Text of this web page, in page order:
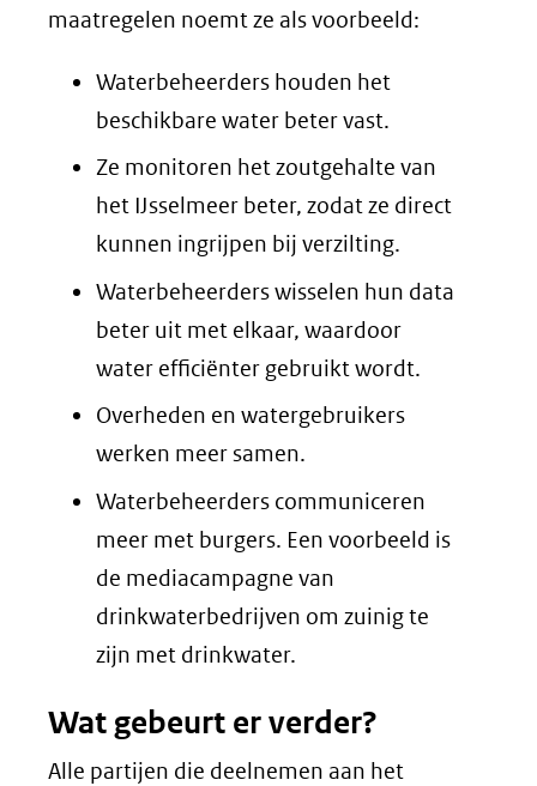
maatregelen noemt ze als voorbeeld:
Waterbeheerders houden het
beschikbare water beter vast.
Ze monitoren het zoutgehalte van
het IJsselmeer beter, zodat ze direct
kunnen ingrijpen bij verzilting.
Waterbeheerders wisselen hun data
beter uit met elkaar, waardoor
water efficiënter gebruikt wordt.
Overheden en watergebruikers
werken meer samen.
Waterbeheerders communiceren
meer met burgers. Een voorbeeld is
de mediacampagne van
drinkwaterbedrijven om zuinig te
zijn met drinkwater.
Wat gebeurt er verder?
Alle partijen die deelnemen aan het